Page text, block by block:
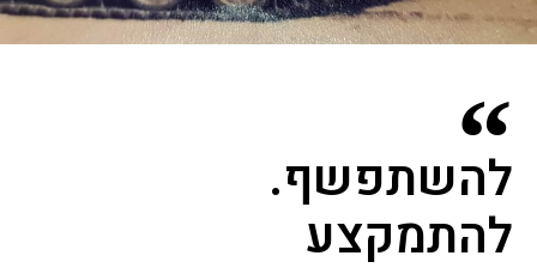
להשתפשף.
להתמקצע